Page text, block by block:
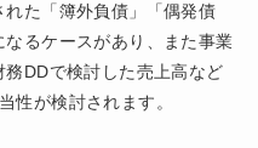
た「簿外負債」「偶発債
るケースがあり、また事業
DDで検討した売上高など
性が検討されます。